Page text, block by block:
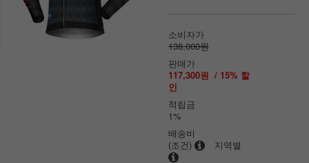
소비자가
138,000원
판매가
117,300원 / 15% 할
인
적립금
1%
배송비
(조건)
지역별